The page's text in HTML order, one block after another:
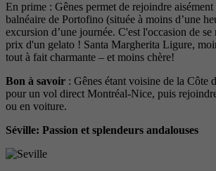
En prime : Gênes permet de rejoindre
balnéaire de Portofino (située à moins d’une
excursion d’une journée. C'est l'occasion de
prix d'un gelato ! Santa Margherita Ligure,
tout à fait charmante – et moins chère!
Bon à savoir : Gênes étant voisine de la Côte
pour un vol direct Montréal-Nice, puis
ou en voiture.
Séville: Passion et splendeurs andalouses